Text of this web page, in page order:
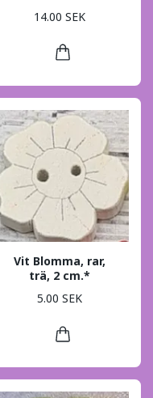
14.00 SEK
Vit Blomma, rar,
trä, 2 cm.*
5.00 SEK